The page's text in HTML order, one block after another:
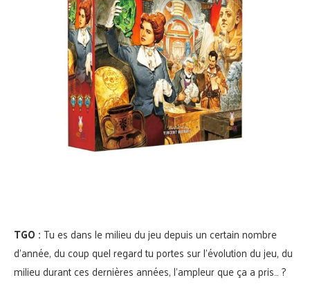
TGO :Tu es dans le milieu du jeu depuis un certain nombre
d’année, du coup quel regard tu portes sur l’évolution du jeu, du
milieu durant ces dernières années, l’ampleur que ça a pris… ?